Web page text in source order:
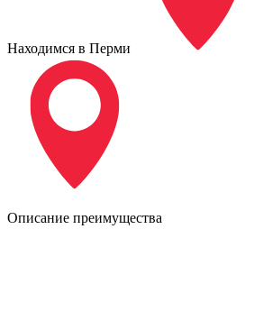
Находимся в Перми
Описание преимущества